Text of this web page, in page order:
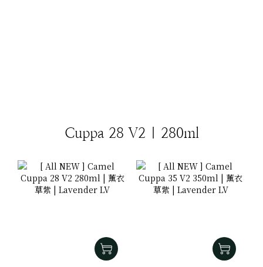
Cuppa 28 V2 | 280ml